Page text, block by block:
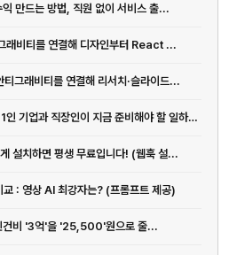
만드는 방법, 직원 없이 서비스 출...
비티를 연결해 디자인부터 React ...
래비티를 연결해 리서치·슬라이드...
[AI] AI 에이전트 업무 자동화, 1인 기업과 직장인이 지금 준비해야 할 일하는 방식
설치하면 평생 무료입니다! (웹훅 설...
: 영상 AI 최강자는? (프롬프트 제공)
건비 '3억'을 '25,500'원으로 줄...